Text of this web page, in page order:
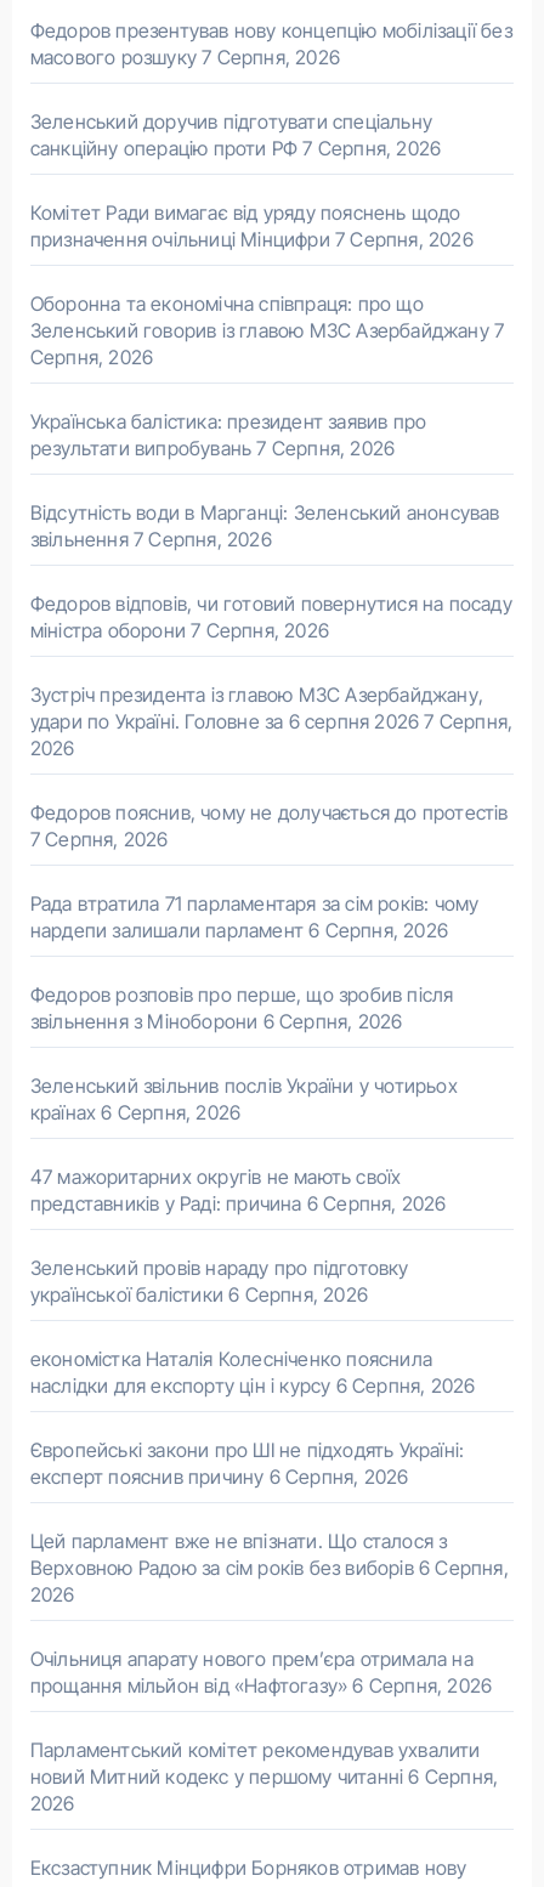
Федоров презентував нову концепцію мобілізації без
масового розшуку 7 Серпня, 2026
Зеленський доручив підготувати спеціальну
санкційну операцію проти РФ 7 Серпня, 2026
Комітет Ради вимагає від уряду пояснень щодо
призначення очільниці Мінцифри 7 Серпня, 2026
Оборонна та економічна співпраця: про що
Зеленський говорив із главою МЗС Азербайджану 7
Серпня, 2026
Українська балістика: президент заявив про
результати випробувань 7 Серпня, 2026
Відсутність води в Марганці: Зеленський анонсував
звільнення 7 Серпня, 2026
Федоров відповів, чи готовий повернутися на посаду
міністра оборони 7 Серпня, 2026
Зустріч президента із главою МЗС Азербайджану,
удари по Україні. Головне за 6 серпня 2026 7 Серпня,
2026
Федоров пояснив, чому не долучається до протестів
7 Серпня, 2026
Рада втратила 71 парламентаря за сім років: чому
нардепи залишали парламент 6 Серпня, 2026
Федоров розповів про перше, що зробив після
звільнення з Міноборони 6 Серпня, 2026
Зеленський звільнив послів України у чотирьох
країнах 6 Серпня, 2026
47 мажоритарних округів не мають своїх
представників у Раді: причина 6 Серпня, 2026
Зеленський провів нараду про підготовку
української балістики 6 Серпня, 2026
економістка Наталія Колесніченко пояснила
наслідки для експорту цін і курсу 6 Серпня, 2026
Європейські закони про ШІ не підходять Україні:
експерт пояснив причину 6 Серпня, 2026
Цей парламент вже не впізнати. Що сталося з
Верховною Радою за сім років без виборів 6 Серпня,
2026
Очільниця апарату нового прем’єра отримала на
прощання мільйон від «Нафтогазу» 6 Серпня, 2026
Парламентський комітет рекомендував ухвалити
новий Митний кодекс у першому читанні 6 Серпня,
2026
Ексзаступник Мінцифри Борняков отримав нову